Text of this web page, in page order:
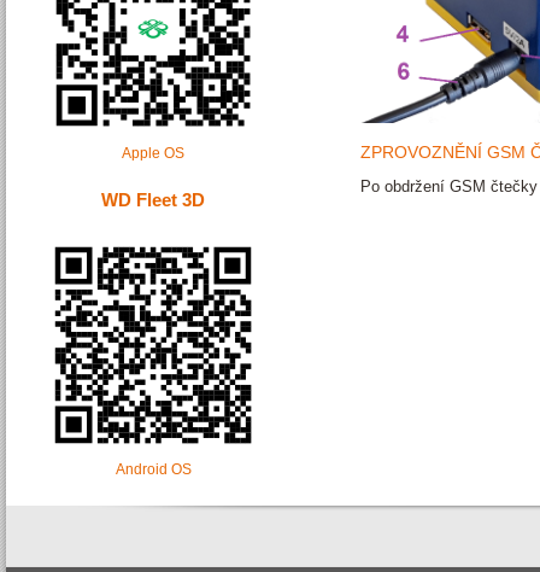
Apple OS
WD Fleet 3D
Android OS
ZPROVOZNĚNÍ GSM
Po obdržení GSM